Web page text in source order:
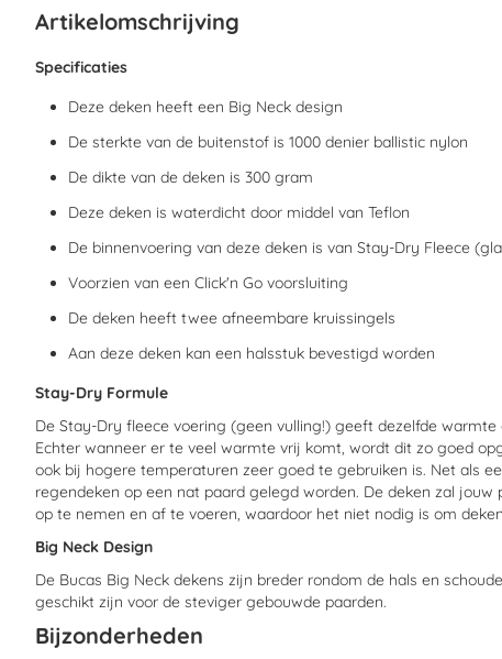
van
afbeeldingen-
Artikelomschrijving
Specificaties
Deze deken heeft een Big Neck design
De sterkte van de buitenstof is 1000 denier ballistic nylon
De dikte van de deken is 300 gram
Deze deken is waterdicht door middel van Teflon
De binnenvoering van deze deken is van Stay-Dry Fleece
Voorzien van een Click'n Go voorsluiting
De deken heeft twee afneembare kruissingels
Aan deze deken kan een halsstuk bevestigd worden
Stay-Dry Formule
De Stay-Dry fleece voering (geen vulling!) geeft dezelfde warmte
Echter wanneer er te veel warmte vrij komt, wordt dit zo goed
ook bij hogere temperaturen zeer goed te gebruiken is. Net als
regendeken op een nat paard gelegd worden. De deken zal
op te nemen en af te voeren, waardoor het niet nodig is om
Big Neck Design
De Bucas Big Neck dekens zijn breder rondom de hals en
geschikt zijn voor de steviger gebouwde paarden.
Bijzonderheden